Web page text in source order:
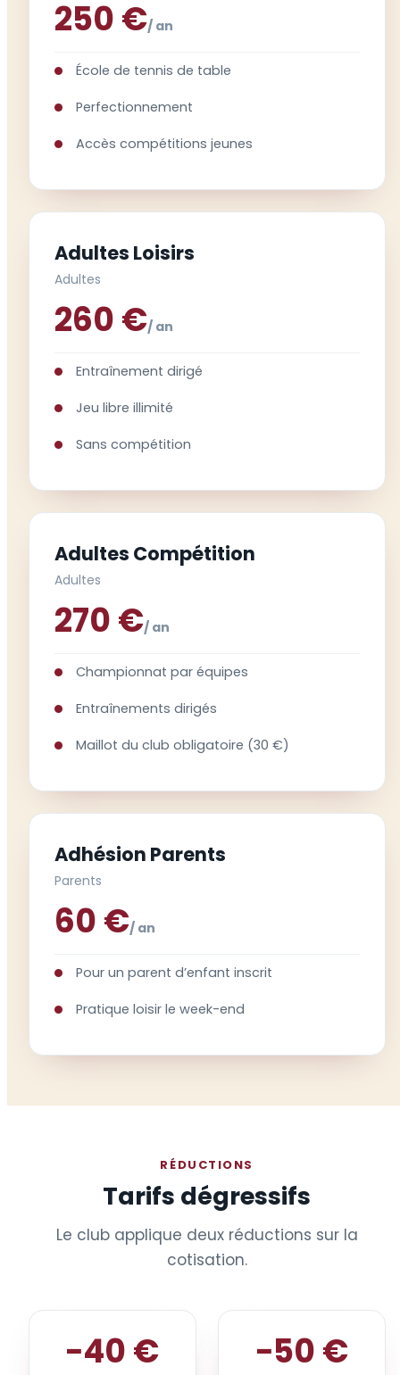
250 €/ an
École de tennis de table
Perfectionnement
Accès compétitions jeunes
Adultes Loisirs
Adultes
260 €/ an
Entraînement dirigé
Jeu libre illimité
Sans compétition
Adultes Compétition
Adultes
270 €/ an
Championnat par équipes
Entraînements dirigés
Maillot du club obligatoire (30 €)
Adhésion Parents
Parents
60 €/ an
Pour un parent d’enfant inscrit
Pratique loisir le week-end
RÉDUCTIONS
Tarifs dégressifs
Le club applique deux réductions sur la
cotisation.
−40 € −50 €